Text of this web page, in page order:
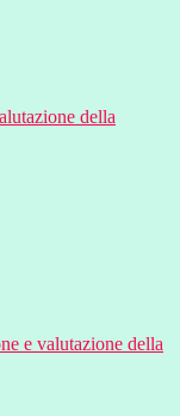
della
e valutazione della